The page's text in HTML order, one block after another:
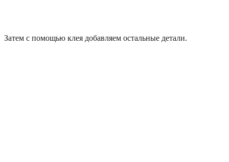
Затем с помощью клея добавляем остальные детали.